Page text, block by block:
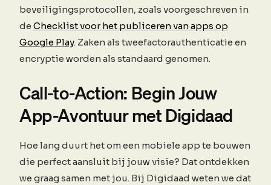
beveiligingsprotocollen, zoals voorgeschreven in
de Checklist voor het publiceren van apps op
Google Play. Zaken als tweefactorauthenticatie en
encryptie worden als standaard genomen.
Call-to-Action: Begin Jouw
App-Avontuur met Digidaad
Hoe lang duurt het om een mobiele app te bouwen
die perfect aansluit bij jouw visie? Dat ontdekken
we graag samen met jou. Bij Digidaad weten we dat